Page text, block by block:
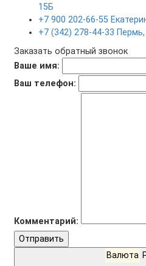
15Б
+7 900 202-66-55
+7 (342) 278-44-33
Заказать обратный звонок
Ваше имя:
Ваш телефон:
Комментарий:
Отправить
Валюта